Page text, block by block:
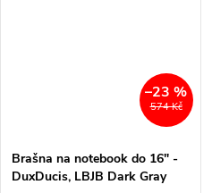
574 Kč
–23 %
Brašna na notebook do 16" -
DuxDucis, LBJB Dark Gray